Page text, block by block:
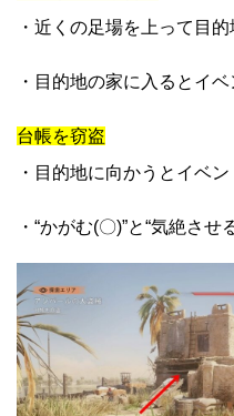
・近くの足場を上って目的
・目的地の家に入るとイベ
台帳を窃盗
・目的地に向かうとイベン
・“かがむ(〇)”と“気絶さ